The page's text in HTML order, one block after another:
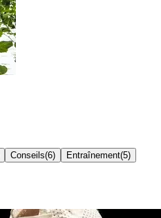
Conseils(6) Entraînement(5)